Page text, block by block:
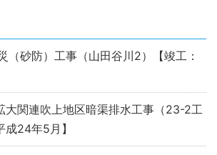
（砂防）工事（山田谷川2）【竣工：
大関連吹上地区暗渠排水工事（23-2工
24年5月】